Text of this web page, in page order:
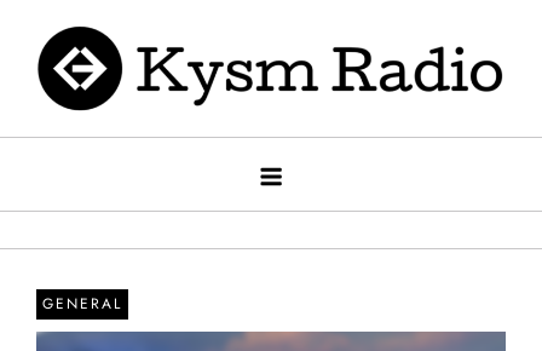
contenido
Kysm radio
Kysm Radio
GENERAL